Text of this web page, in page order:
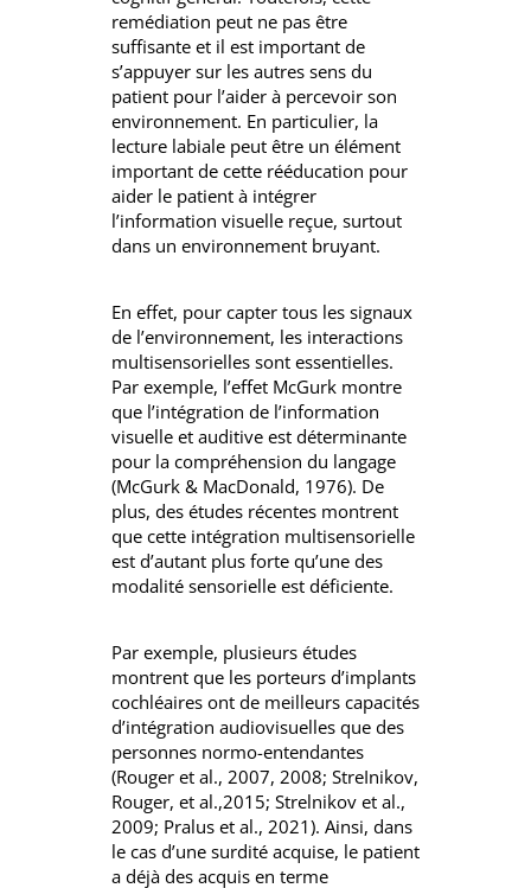
remédiation peut ne pas être
suffisante et il est important de
s’appuyer sur les autres sens du
patient pour l’aider à percevoir son
environnement. En particulier, la
lecture labiale peut être un élément
important de cette rééducation pour
aider le patient à intégrer
l’information visuelle reçue, surtout
dans un environnement bruyant.
En effet, pour capter tous les signaux
de l’environnement, les interactions
multisensorielles sont essentielles.
Par exemple, l’effet McGurk montre
que l’intégration de l’information
visuelle et auditive est déterminante
pour la compréhension du langage
(McGurk & MacDonald, 1976). De
plus, des études récentes montrent
que cette intégration multisensorielle
est d’autant plus forte qu’une des
modalité sensorielle est déficiente.
Par exemple, plusieurs études
montrent que les porteurs d’implants
cochléaires ont de meilleurs capacités
d’intégration audiovisuelles que des
personnes normo-entendantes
(Rouger et al., 2007, 2008; StreInikov,
Rouger, et al.,2015; Strelnikov et al.,
2009; Pralus et al., 2021). Ainsi, dans
le cas d’une surdité acquise, le patient
a déjà des acquis en terme